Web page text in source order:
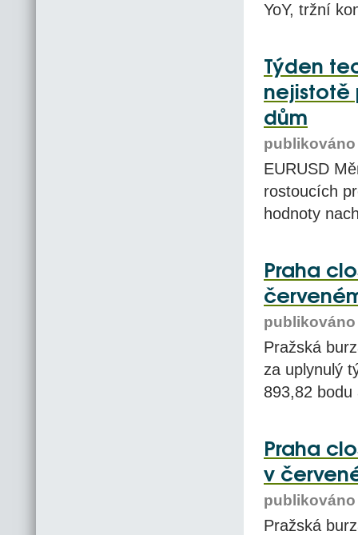
YoY, tržní
Týden
nejistotě
dům
publikováno
EURUSD
rostoucích
hodnoty
Praha
publikováno
Pražská
za uplynulý
893,82
Praha
v
publikováno
Pražská